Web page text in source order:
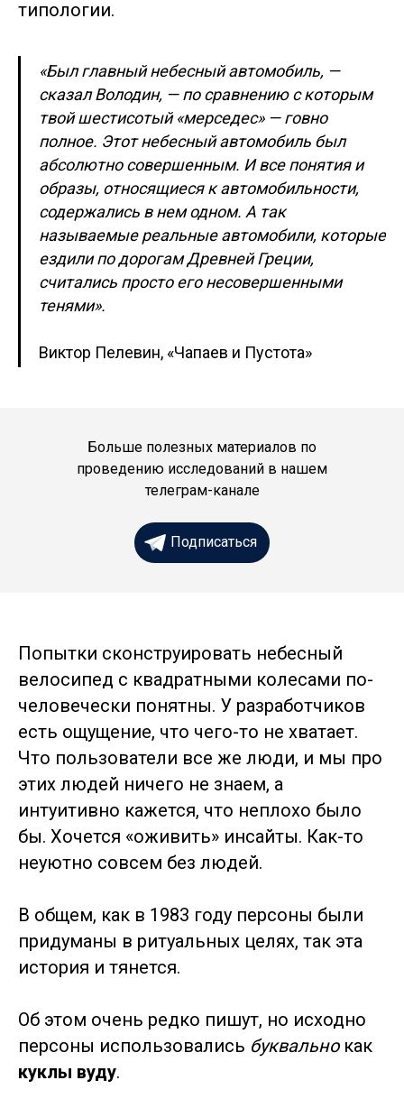
типологии.
«Был главный небесный автомобиль, —
сказал Володин, — по сравнению с которым
твой шестисотый «мерседес» — говно
полное. Этот небесный автомобиль был
абсолютно совершенным. И все понятия и
образы, относящиеся к автомобильности,
содержались в нем одном. А так
называемые реальные автомобили, которые
ездили по дорогам Древней Греции,
считались просто его несовершенными
тенями».
Виктор Пелевин, «Чапаев и Пустота»
Больше полезных материалов по
проведению исследований в нашем
телеграм-канале
Подписаться
Попытки сконструировать небесный
велосипед с квадратными колесами по-
человечески понятны. У разработчиков
есть ощущение, что чего-то не хватает.
Что пользователи все же люди, и мы про
этих людей ничего не знаем, а
интуитивно кажется, что неплохо было
бы. Хочется «оживить» инсайты. Как-то
неуютно совсем без людей.
В общем, как в 1983 году персоны были
придуманы в ритуальных целях, так эта
история и тянется.
Об этом очень редко пишут, но исходно
персоны использовались буквальнокак
куклы вуду.